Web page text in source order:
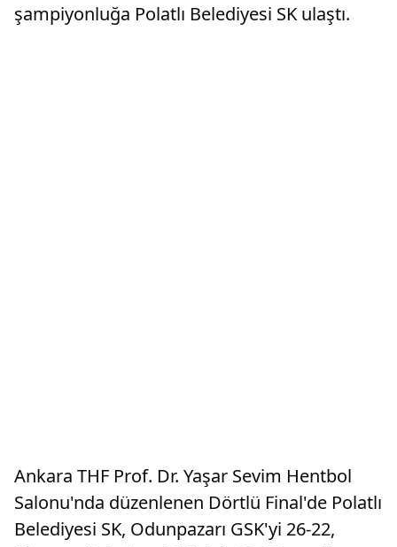
şampiyonluğa Polatlı Belediyesi SK ulaştı.
Ankara THF Prof. Dr. Yaşar Sevim Hentbol
Salonu'nda düzenlenen Dörtlü Final'de Polatlı
Belediyesi SK, Odunpazarı GSK'yi 26-22,